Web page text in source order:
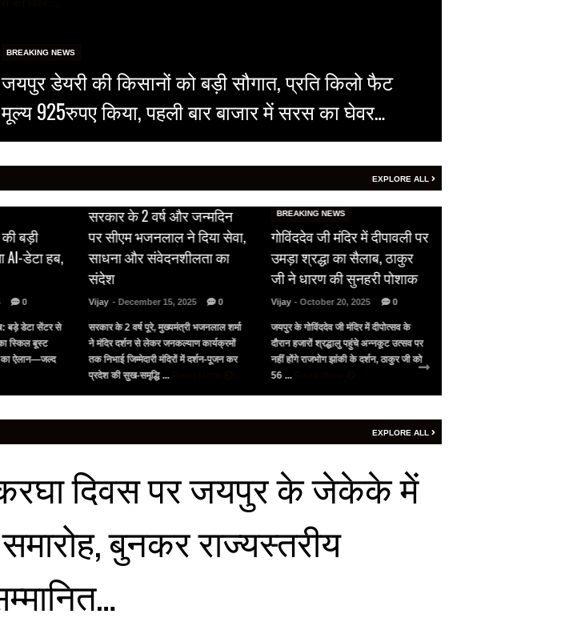
BREAKING NEWS
जयपुर डेयरी की किसानों को बड़ी सौगात, प्रति किलो फैट
मूल्य 925रुपए किया, पहली बार बाजार में सरस का घेवर…
EXPLORE ALL
बड़ी
AI-डेटा हब,
0
बड़े डेटा सेंटर से
स्किल बूस्ट
का ऐलान—जल्द
BREAKING NEWS
सरकार के 2 वर्ष और जन्मदिन
पर सीएम भजनलाल ने दिया सेवा,
साधना और संवेदनशीलता का
संदेश
Vijay - December 15, 2025 0
सरकार के 2 वर्ष पूरे, मुख्यमंत्री भजनलाल शर्मा
ने मंदिर दर्शन से लेकर जनकल्याण कार्यक्रमों
तक निभाई जिम्मेदारी मंदिरों में दर्शन-पूजन कर
प्रदेश की सुख-समृद्धि ...
BREAKING NEWS
गोविंददेव जी मंदिर में दीपावली पर
उमड़ा श्रद्धा का सैलाब, ठाकुर
जी ने धारण की सुनहरी पोशाक
Vijay - October 20, 2025 0
जयपुर के गोविंददेव जी मंदिर में दीपोत्सव के
दौरान हजारों श्रद्धालु पहुंचे अन्नकूट उत्सव पर
नहीं होंगे राजभोग झांकी के दर्शन, ठाकुर जी को
56 ...
EXPLORE ALL
दिवस पर जयपुर के जेकेके में
बुनकर राज्यस्तरीय